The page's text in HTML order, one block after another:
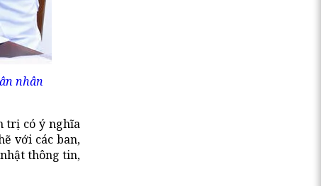
nhân
trị có ý nghĩa
với các ban,
thông tin,